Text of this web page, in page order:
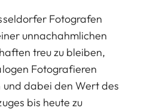
Fotografen
unnachahmlichen
treu zu bleiben,
Fotografieren
dabei den Wert des
bis heute zu